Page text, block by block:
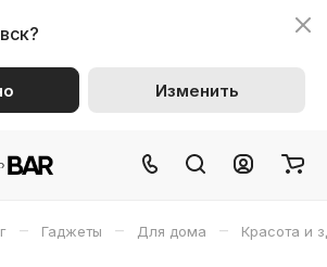
Изменить
– Гаджеты – Для дома – Красота и